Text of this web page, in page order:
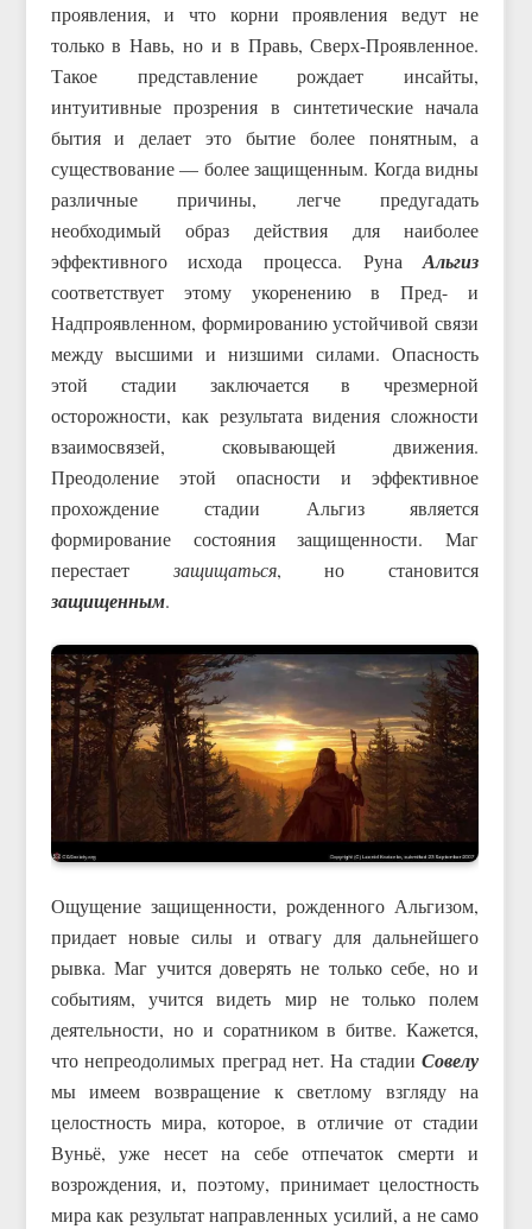
проявления, и что корни проявления ведут не
только в Навь, но и в Правь, Сверх-Проявленное.
Такое представление рождает инсайты,
интуитивные прозрения в синтетические начала
бытия и делает это бытие более понятным, а
существование — более защищенным. Когда видны
различные причины, легче предугадать
необходимый образ действия для наиболее
эффективного исхода процесса. РунаАльгиз
соответствует этому укоренению в Пред- и
Надпроявленном, формированию устойчивой связи
между высшими и низшими силами. Опасность
этой стадии заключается в чрезмерной
осторожности, как результата видения сложности
взаимосвязей, сковывающей движения.
Преодоление этой опасности и эффективное
прохождение стадии Альгиз является
формирование состояния защищенности. Маг
перестает защищаться, но становится
защищенным.
Ощущение защищенности, рожденного Альгизом,
придает новые силы и отвагу для дальнейшего
рывка. Маг учится доверять не только себе, но и
событиям, учится видеть мир не только полем
деятельности, но и соратником в битве. Кажется,
что непреодолимых преград нет. На стадииСовелу
мы имеем возвращение к светлому взгляду на
целостность мира, которое, в отличие от стадии
Вуньё, уже несет на себе отпечаток смерти и
возрождения, и, поэтому, принимает целостность
мира как результат направленных усилий, а не само